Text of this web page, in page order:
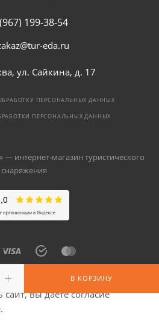
В КОРЗИНУ
199-38-54
eda.ru
ул. Сайкина, д. 17
ПЕРСОНАЛЬНЫХ ДАННЫХ
ПЕРСОНАЛЬНЫХ ДАННЫХ
интернет-магазин туристического
снаряжения
вы даете согласие
.